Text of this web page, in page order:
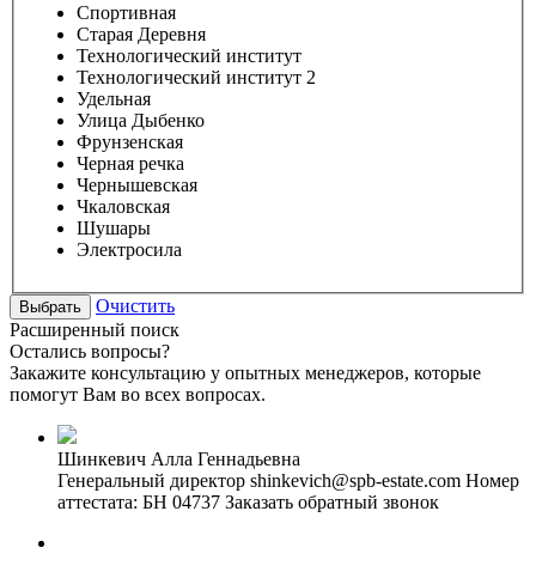
Спортивная
Старая Деревня
Технологический институт
Технологический институт 2
Удельная
Улица Дыбенко
Фрунзенская
Черная речка
Чернышевская
Чкаловская
Шушары
Электросила
Очистить
Расширенный поиск
Остались вопросы?
Закажите консультацию у опытных менеджеров, которые
помогут Вам во всех вопросах.
Шинкевич Алла Геннадьевна
Генеральный директор shinkevich@spb-estate.com Номер
аттестата: БН 04737 Заказать обратный звонок